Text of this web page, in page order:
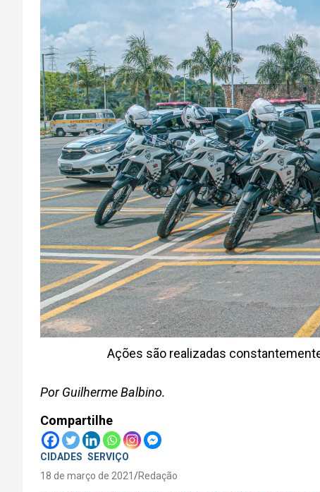
Ações são realizadas
Por Guilherme Balbino.
Compartilhe
CIDADES SERVIÇO
18 de março de 2021
Redação